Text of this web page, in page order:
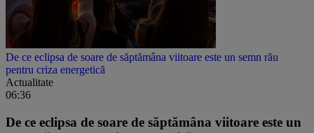
De ce eclipsa de soare de săptămâna viitoare este un semn rău
pentru criza energetică
Actualitate
06:36
De ce eclipsa de soare de săptămâna viitoare este un